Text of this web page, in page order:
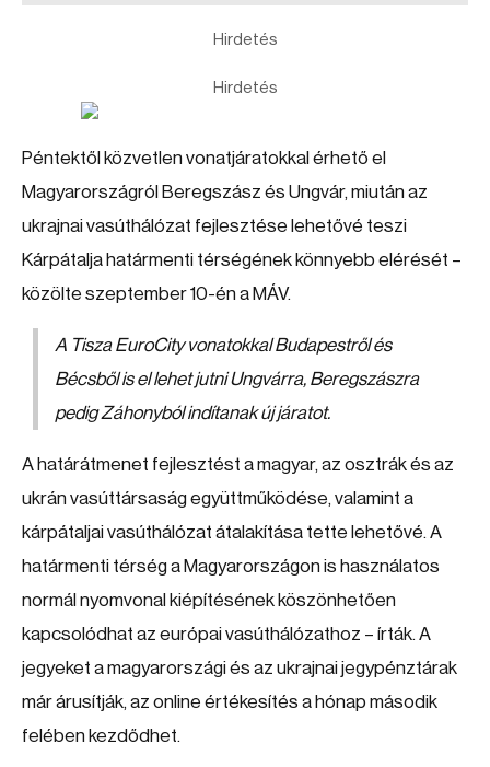
Hirdetés
Hirdetés
Péntektől közvetlen vonatjáratokkal érhető el
Magyarországról Beregszász és Ungvár, miután az
ukrajnai vasúthálózat fejlesztése lehetővé teszi
Kárpátalja határmenti térségének könnyebb elérését –
közölte szeptember 10-én a MÁV.
A Tisza EuroCity vonatokkal Budapestről és
Bécsből is el lehet jutni Ungvárra, Beregszászra
pedig Záhonyból indítanak új járatot.
A határátmenet fejlesztést a magyar, az osztrák és az
ukrán vasúttársaság együttműködése, valamint a
kárpátaljai vasúthálózat átalakítása tette lehetővé. A
határmenti térség a Magyarországon is használatos
normál nyomvonal kiépítésének köszönhetően
kapcsolódhat az európai vasúthálózathoz – írták. A
jegyeket a magyarországi és az ukrajnai jegypénztárak
már árusítják, az online értékesítés a hónap második
felében kezdődhet.